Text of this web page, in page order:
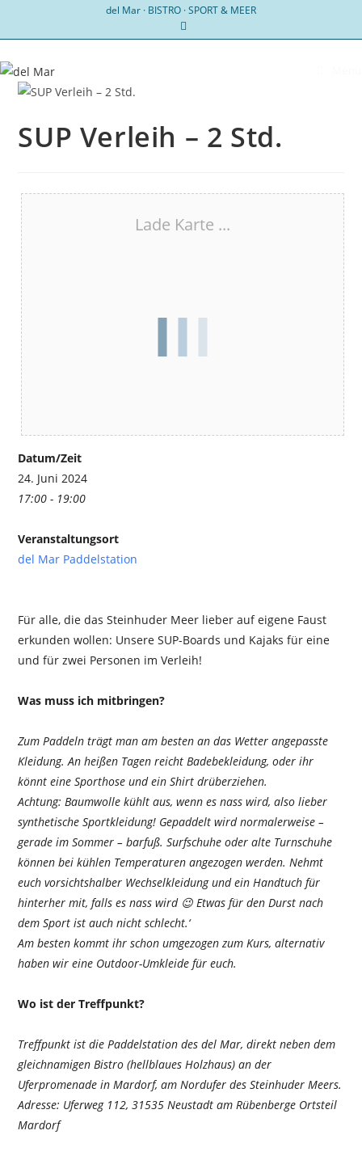
del Mar · BISTRO · SPORT & MEER
SUP Verleih – 2 Std.
Lade Karte ...
Datum/Zeit
24. Juni 2024
17:00 - 19:00
Veranstaltungsort
del Mar Paddelstation
Für alle, die das Steinhuder Meer lieber auf eigene Faust
erkunden wollen: Unsere SUP-Boards und Kajaks für eine
und für zwei Personen im Verleih!
Was muss ich mitbringen?
Zum Paddeln trägt man am besten an das Wetter angepasste
Kleidung. An heißen Tagen reicht Badebekleidung, oder ihr
könnt eine Sporthose und ein Shirt drüberziehen.
Achtung: Baumwolle kühlt aus, wenn es nass wird, also lieber
synthetische Sportkleidung! Gepaddelt wird normalerweise –
gerade im Sommer – barfuß. Surfschuhe oder alte Turnschuhe
können bei kühlen Temperaturen angezogen werden. Nehmt
euch vorsichtshalber Wechselkleidung und ein Handtuch für
hinterher mit, falls es nass wird 😉 Etwas für den Durst nach
dem Sport ist auch nicht schlecht.‘
Am besten kommt ihr schon umgezogen zum Kurs, alternativ
haben wir eine Outdoor-Umkleide für euch.
Wo ist der Treffpunkt?
Treffpunkt ist die Paddelstation des del Mar, direkt neben dem
gleichnamigen Bistro (hellblaues Holzhaus) an der
Uferpromenade in Mardorf, am Nordufer des Steinhuder Meers.
Adresse: Uferweg 112, 31535 Neustadt am Rübenberge Ortsteil
Mardorf